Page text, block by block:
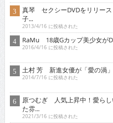
真琴 セクシーDVDをリリー
子...
2013/4/16 に投稿された
RaMu 18歳Gカップ美少女が
2016/4/16 に投稿された
土村 芳 新進女優が「愛の渦
2014/7/16 に投稿された
原つむぎ 人気上昇中！愛らし
た雰...
2021/3/16 に投稿された